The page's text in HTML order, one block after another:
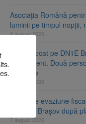
Asociația Română
luminii pe timpul nopții,
8 august 2026
Trafic blocat pe DN1E
un accident. Două
medicale
7 august 2026
Dosar de evaziune
clasat la Brașov după
7 august 2026